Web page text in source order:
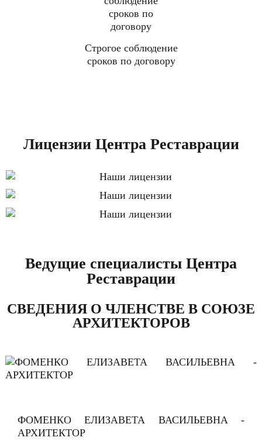
Строгое соблюдение
сроков по договору
Лицензии Центра Реставрации
Ведущие специалисты Центра
Реставрации
СВЕДЕНИЯ О ЧЛЕНСТВЕ В СОЮЗЕ
АРХИТЕКТОРОВ
ФОМЕНКО ЕЛИЗАВЕТА ВАСИЛЬЕВНА -
АРХИТЕКТОР